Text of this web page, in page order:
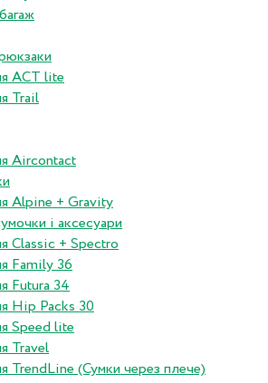
ACT lite
Trail
Aircontact
Alpine + Gravity
і аксесуари
Classic + Spectro
Family 36
Futura 34
Hip Packs 30
Speed lite
Travel
TrendLine (Сумки через плече)